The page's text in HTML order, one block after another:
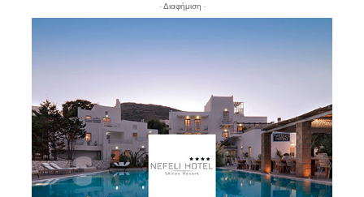
- Διαφήμιση -